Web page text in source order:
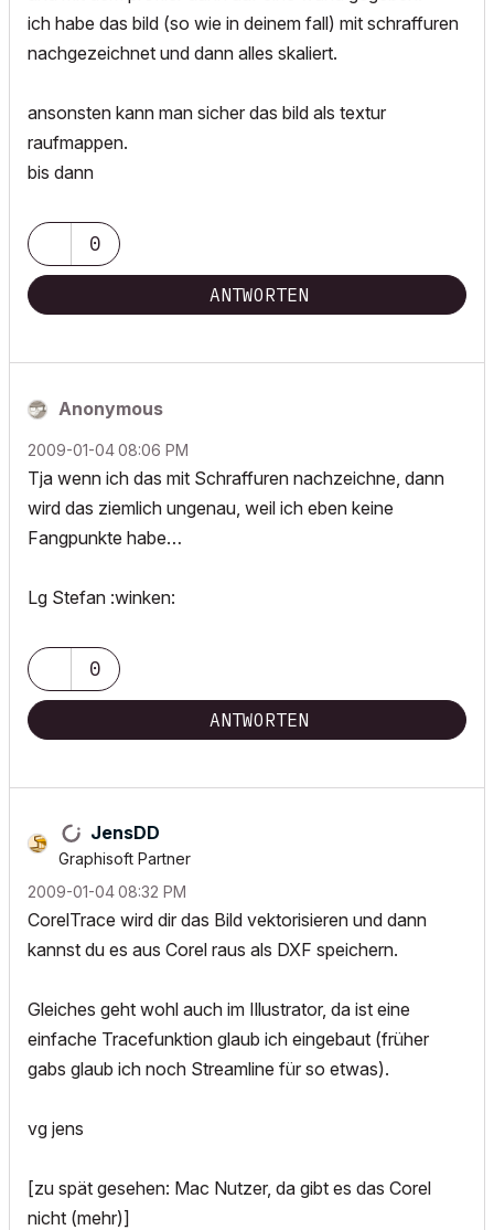
ich habe das bild (so wie in deinem fall) mit schraffuren
nachgezeichnet und dann alles skaliert.
ansonsten kann man sicher das bild als textur
raufmappen.
bis dann
0
ANTWORTEN
Anonymous
‎2009-01-0408:06 PM
Tja wenn ich das mit Schraffuren nachzeichne, dann
wird das ziemlich ungenau, weil ich eben keine
Fangpunkte habe…
Lg Stefan :winken:
0
ANTWORTEN
JensDD
Graphisoft Partner
‎2009-01-0408:32 PM
CorelTrace wird dir das Bild vektorisieren und dann
kannst du es aus Corel raus als DXF speichern.
Gleiches geht wohl auch im Illustrator, da ist eine
einfache Tracefunktion glaub ich eingebaut (früher
gabs glaub ich noch Streamline für so etwas).
vg jens
[zu spät gesehen: Mac Nutzer, da gibt es das Corel
nicht (mehr)]